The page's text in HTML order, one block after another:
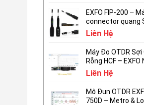
EXFO FIP-200 –
connector quang
Liên Hệ
Máy Đo OTDR Sợi
Rỗng HCF – EXFO
Liên Hệ
Mô Đun OTDR
750D – Metro &